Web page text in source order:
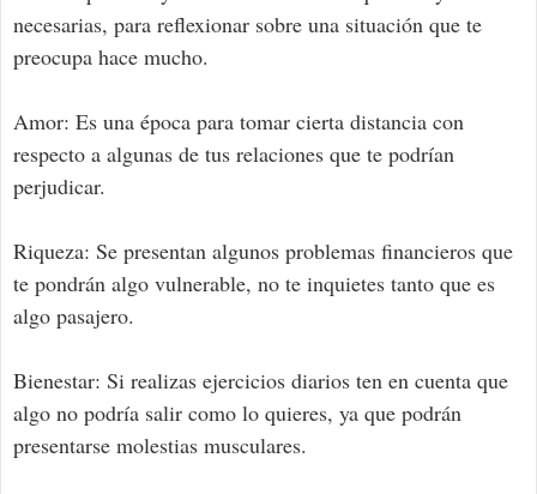
necesarias, para reflexionar sobre una situación que te
preocupa hace mucho.
Amor: Es una época para tomar cierta distancia con
respecto a algunas de tus relaciones que te podrían
perjudicar.
Riqueza: Se presentan algunos problemas financieros que
te pondrán algo vulnerable, no te inquietes tanto que es
algo pasajero.
Bienestar: Si realizas ejercicios diarios ten en cuenta que
algo no podría salir como lo quieres, ya que podrán
presentarse molestias musculares.